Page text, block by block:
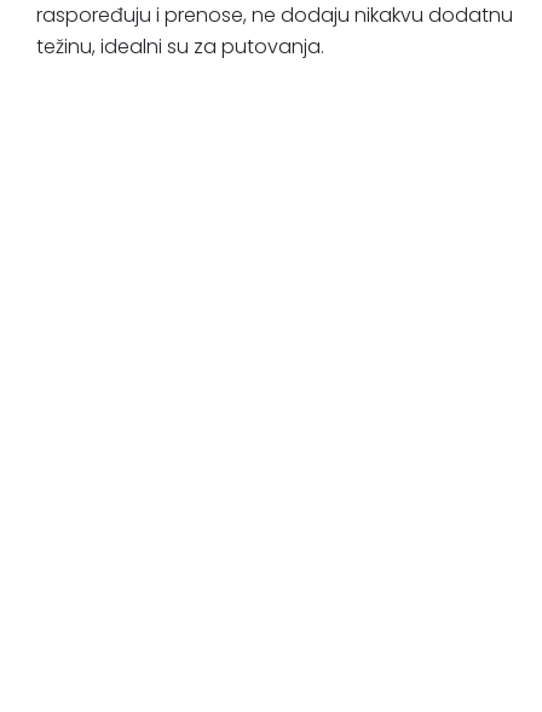
raspoređuju i prenose, ne dodaju nikakvu dodatnu
težinu, idealni su za putovanja.